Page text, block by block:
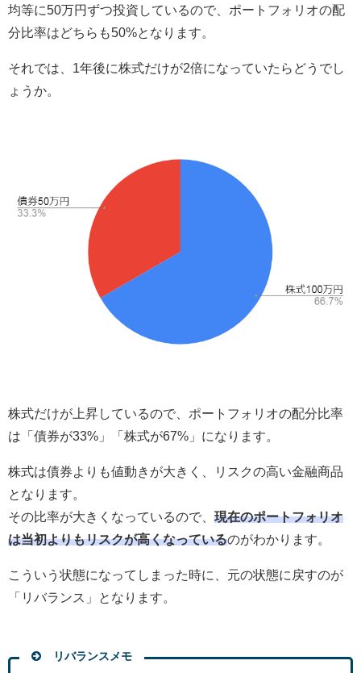
均等に50万円ずつ投資しているので、ポートフォリオの配
分比率はどちらも50%となります。
それでは、1年後に株式だけが2倍になっていたらどうでし
ょうか。
株式だけが上昇しているので、ポートフォリオの配分比率
は「債券が33%」「株式が67%」になります。
株式は債券よりも値動きが大きく、リスクの高い金融商品
となります。
その比率が大きくなっているので、 現在のポートフォリオ
は当初よりもリスクが高くなっているのがわかります。
こういう状態になってしまった時に、元の状態に戻すのが
「リバランス」となります。
リバランスメモ